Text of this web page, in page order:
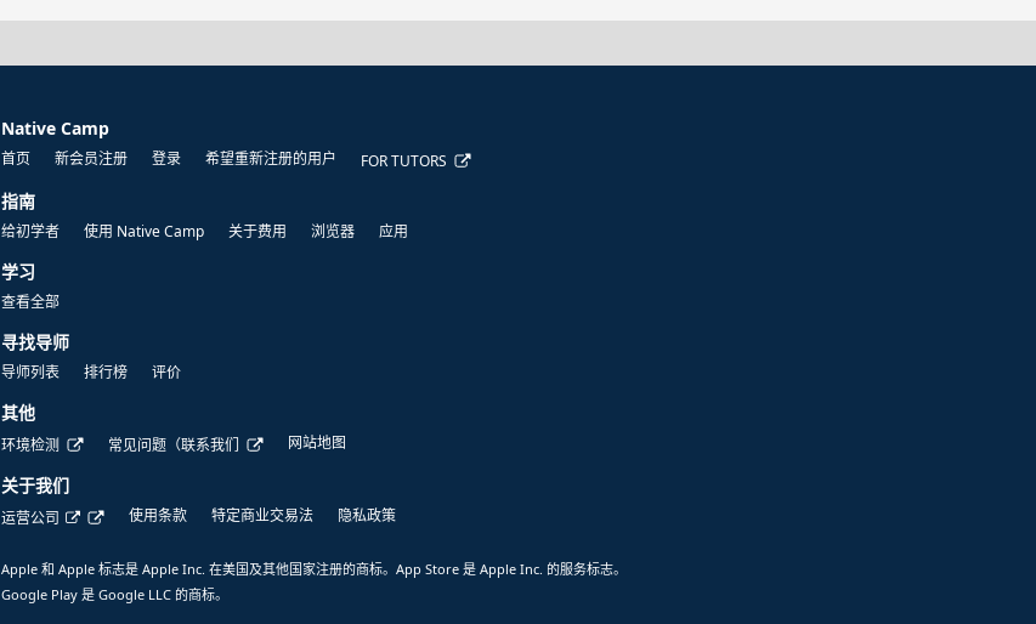
Native Camp
首页 新会员注册 登录 希望重新注册的用户 FOR TUTORS
指南
给初学者 使用 Native Camp 关于费用 浏览器 应用
学习
查看全部
寻找导师
导师列表 排行榜 评价
其他
环境检测 常见问题（联系我们 网站地图
关于我们
运营公司 使用条款 特定商业交易法 隐私政策
Apple 和 Apple 标志是 Apple Inc. 在美国及其他国家注册的商标。App Store 是 Apple Inc. 的服务标志。
Google Play 是 Google LLC 的商标。